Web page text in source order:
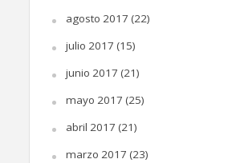
agosto 2017 (22)
julio 2017 (15)
junio 2017 (21)
mayo 2017 (25)
abril 2017 (21)
marzo 2017 (23)